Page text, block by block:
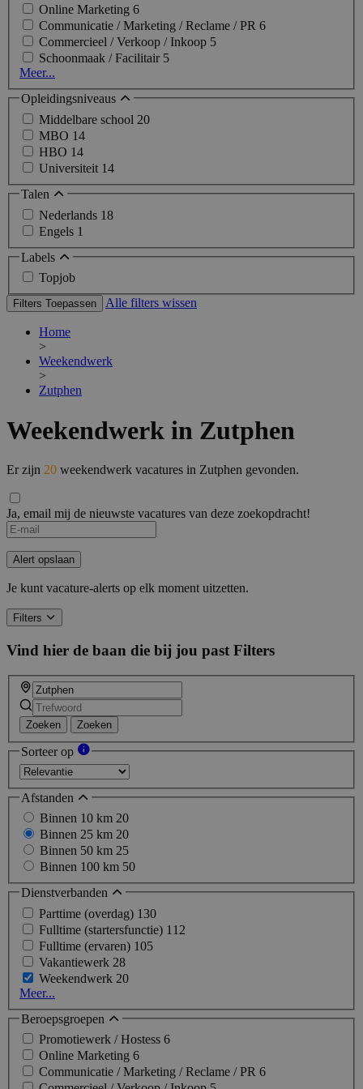
Online Marketing 6
Communicatie / Marketing / Reclame / PR 6
Commercieel / Verkoop / Inkoop 5
Schoonmaak / Facilitair 5
Meer...
Opleidingsniveaus
Middelbare school 20
MBO 14
HBO 14
Universiteit 14
Talen
Nederlands 18
Engels 1
Labels
Topjob
Filters Toepassen Alle filters wissen
Home
>
Weekendwerk
>
Zutphen
Weekendwerk in Zutphen
Er zijn 20 weekendwerk vacatures in Zutphen gevonden.
Ja, email mij de nieuwste vacatures van deze zoekopdracht!
If
you
are
a
human,
this
field
Alert opslaan
Je kunt vacature-alerts op elk moment uitzetten.
Filters
Vind hier de baan die bij jou past Filters
Zoeken Zoeken
Sorteer op
Afstanden
Binnen 10 km 20
Binnen 25 km 20
Binnen 50 km 25
Binnen 100 km 50
Dienstverbanden
Parttime (overdag) 130
Fulltime (startersfunctie) 112
Fulltime (ervaren) 105
Vakantiewerk 28
Weekendwerk 20
Meer...
Beroepsgroepen
Promotiewerk / Hostess 6
Online Marketing 6
Communicatie / Marketing / Reclame / PR 6